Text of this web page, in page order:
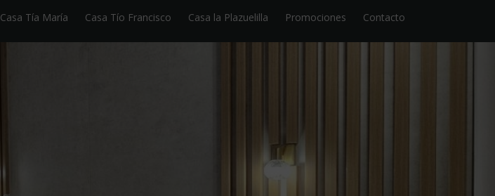
Casa Tía María Casa Tío Francisco Casa la Plazuelilla Promociones Contacto